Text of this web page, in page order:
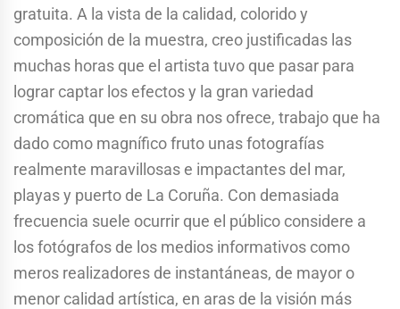
gratuita. A la vista de la calidad, colorido y
composición de la muestra, creo justificadas las
muchas horas que el artista tuvo que pasar para
lograr captar los efectos y la gran variedad
cromática que en su obra nos ofrece, trabajo que ha
dado como magnífico fruto unas fotografías
realmente maravillosas e impactantes del mar,
playas y puerto de La Coruña. Con demasiada
frecuencia suele ocurrir que el público considere a
los fotógrafos de los medios informativos como
meros realizadores de instantáneas, de mayor o
menor calidad artística, en aras de la visión más